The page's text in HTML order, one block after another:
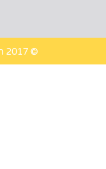
© 2017 האיגוד הישראלי למקצועות ההנקה. All Rights Reserved.